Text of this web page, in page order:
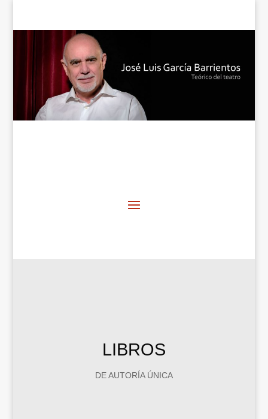
LIBROS
DE AUTORÍA ÚNICA